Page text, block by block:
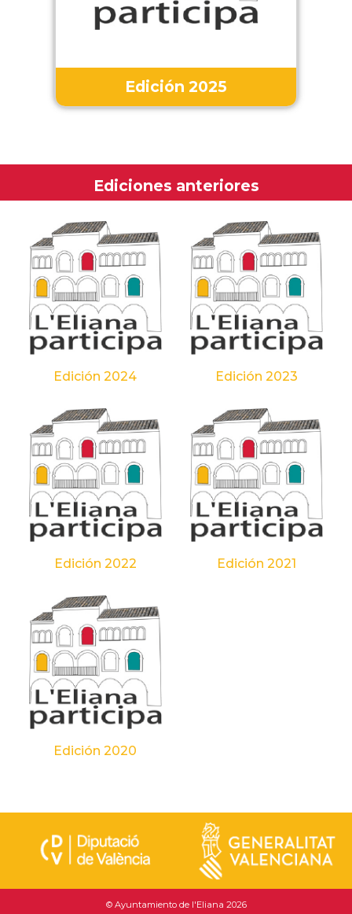
Edición 2025
Ediciones anteriores
Edición 2024 Edición 2023
Edición 2022 Edición 2021
Edición 2020
© Ayuntamiento de l'Eliana 2026